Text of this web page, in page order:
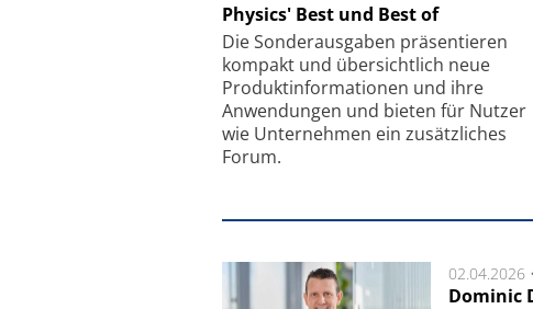
Physics' Best und Best of
Die Sonder­ausgaben präsentieren
kompakt und übersichtlich neue
Produkt­informationen und ihre
Anwendungen und bieten für Nutzer
wie Unternehmen ein zusätzliches
Forum.
Faserkoppler mit Super-
02.04.2026 •
Dominic